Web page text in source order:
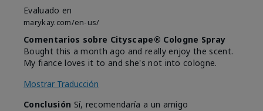
Evaluado en
marykay.com/en-us/
Comentarios sobre Cityscape® Cologne Spray
Bought this a month ago and really enjoy the scent.
My fiance loves it to and she's not into cologne.
Mostrar Traducción
Conclusión Sí, recomendaría a un amigo